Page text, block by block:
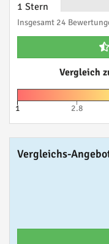
1 Stern
Insgesamt 24
Vergleich
1 2.8
Vergleichs-